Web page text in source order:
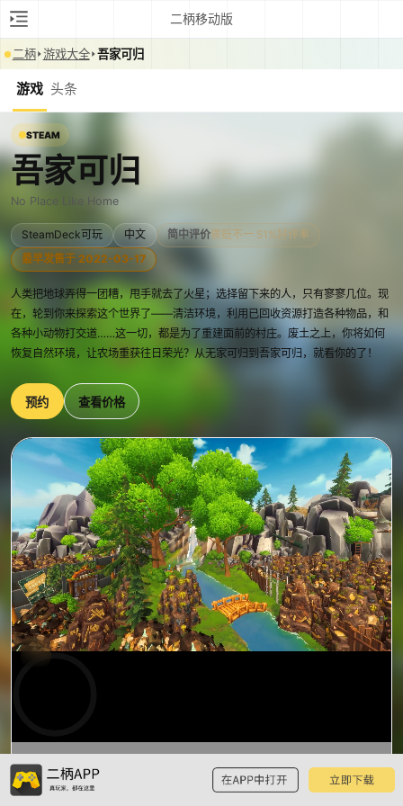
二柄移动版
二柄 游戏大全 吾家可归
游戏 头条
STEAM
吾家可归
No Place Like Home
SteamDeck可玩 中文 简中评价褒贬不一 51%好评率
最早发售于 2022-03-17
人类把地球弄得一团糟，甩手就去了火星；选择留下来的人，只有寥寥几位。现
在，轮到你来探索这个世界了——清洁环境，利用已回收资源打造各种物品，和
各种小动物打交道……这一切，都是为了重建面前的村庄。废土之上，你将如何
恢复自然环境，让农场重获往日荣光？从无家可归到吾家可归，就看你的了！
预约
查看价格
预
览